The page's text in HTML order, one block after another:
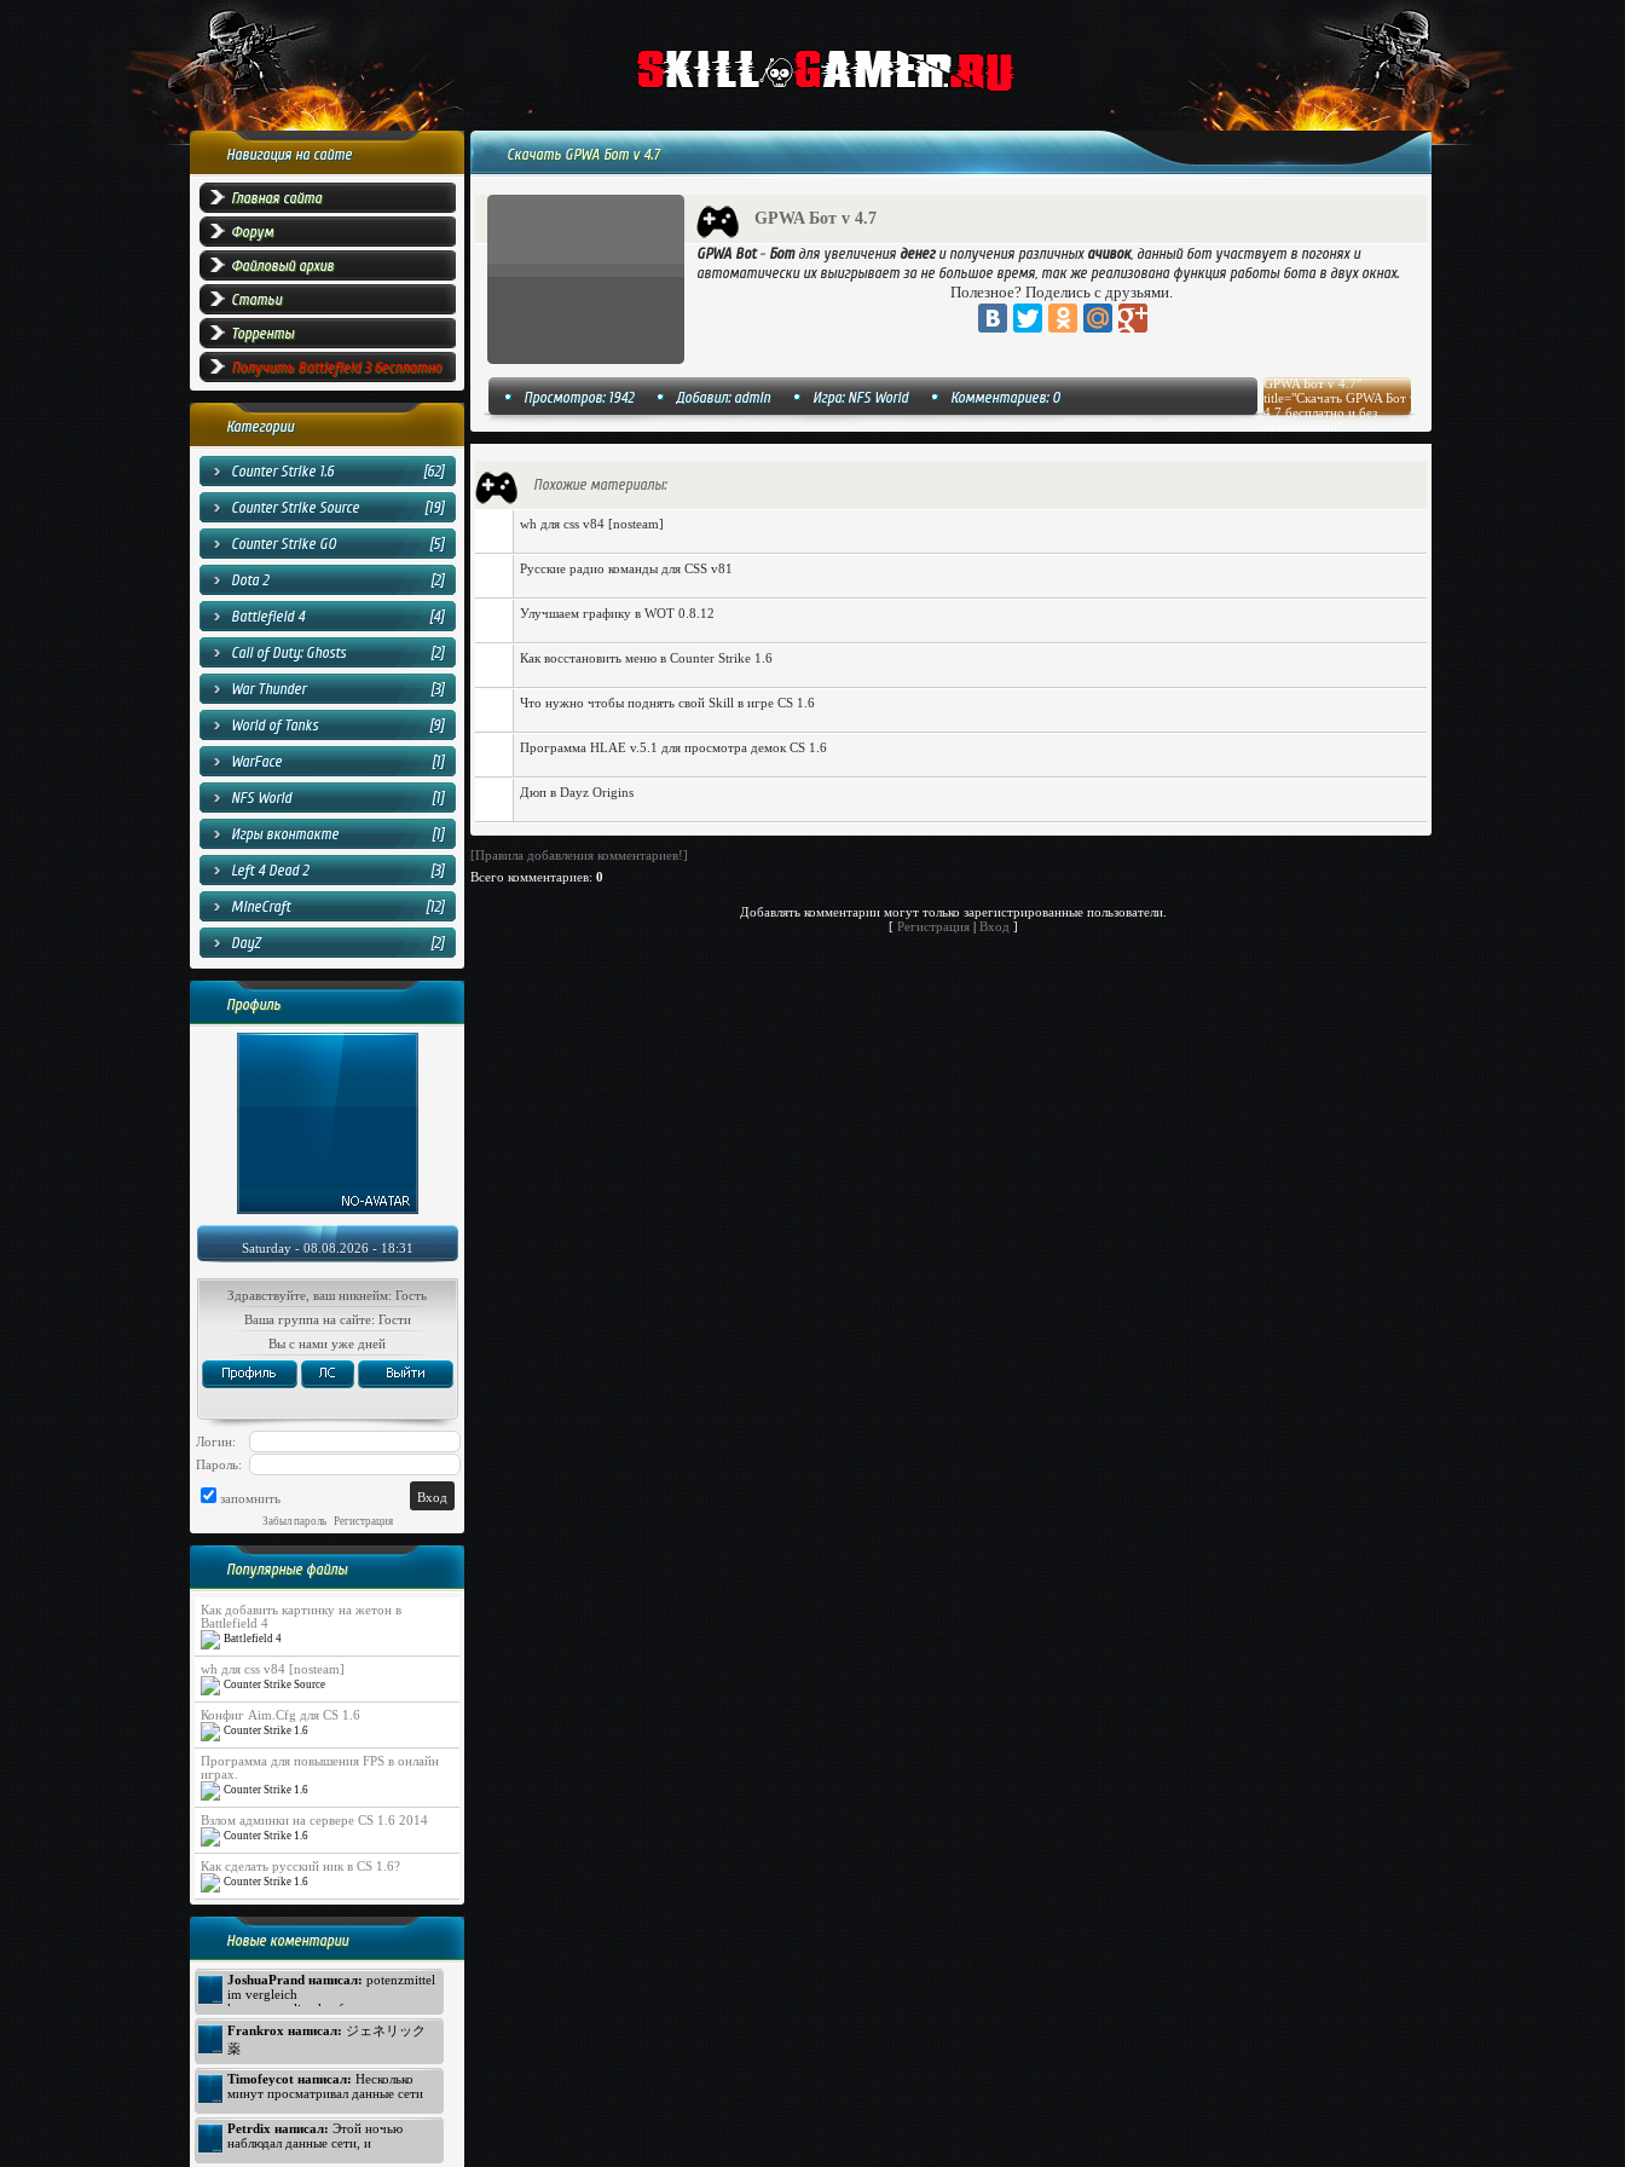
Навигация на сайте
Главная сайта
Форум
Файловый архив
Статьи
Торренты
Получить Battlefield 3 бесплатно
Категории
Counter Strike 1.6
[62]
Counter Strike Source
[19]
Counter Strike GO
[5]
Dota 2
[2]
Battlefield 4
[4]
Call of Duty: Ghosts
[2]
War Thunder
[3]
World of Tanks
[9]
WarFace
[1]
NFS World
[1]
Игры вконтакте
[1]
Left 4 Dead 2
[3]
MineCraft
[12]
DayZ
[2]
Профиль
Saturday - 08.08.2026 - 18:31
Здравствуйте, ваш никнейм: Гость
Ваша группа на сайте: Гости
Вы с нами уже дней
Логин:
Пароль:
запомнить
Забыл пароль| Регистрация
Популярные файлы
Как добавить картинку на жетон в
Battlefield 4
Battlefield 4
wh для css v84 [nosteam]
Counter Strike Source
Конфиг Aim.Cfg для CS 1.6
Counter Strike 1.6
Программа для повышения FPS в онлайн
играх.
Counter Strike 1.6
Взлом админки на сервере CS 1.6 2014
Counter Strike 1.6
Как сделать русский ник в CS 1.6?
Counter Strike 1.6
Новые коментарии
JoshuaPrand написал: potenzmittel
im vergleich
kamagra online kaufen
Viagra Generica ohne Rezept
https://www.rezeptfrei-viagra.com -
pde hemmer
generika apotheke
Kamagra ohne Rezept
Frankrox написал: ジェネリック
薬
ジェネリック バイアグラ
バイアグラ 価格
http://www.kokun.net/offers/orlistat -
オルリスタット
ジェネリック
ジェネリック
Timofeycot написал: Несколько
минут просматривал данные сети
удивлению открыл прелестный
вебсайт. Посмотрите: http://lmp-
174.biz - лмп174 . Для меня
Petrdix написал: Этой ночью
наблюдал данные сети, и
Скачать GPWA Бот v 4.7
GPWA Бот v 4.7
GPWA Bot- Ботдля увеличения денеги получения различныхачивок, данный бот участвует в погонях и
автоматически их выигрывает за не большое время, так же реализована функция работы бота в двух окнах.
Полезное? Поделись с друзьями.
Просмотров: 1942 Добавил:admin Игра: NFS World Комментариев: 0
GPWA Бот v 4.7"
title="Скачать GPWA Бот v
4.7 бесплатно и без
target="_blank">Скачать
Похожие материалы:
wh для css v84 [nosteam]
Русские радио команды для CSS v81
Улучшаем графику в WOT 0.8.12
Как восстановить меню в Counter Strike 1.6
Что нужно чтобы поднять свой Skill в игре CS 1.6
Программа HLAE v.5.1 для просмотра демок CS 1.6
Дюп в Dayz Origins
[Правила добавления комментариев!]
Всего комментариев: 0
Добавлять комментарии могут только зарегистрированные пользователи.
[ Регистрация| Вход ]